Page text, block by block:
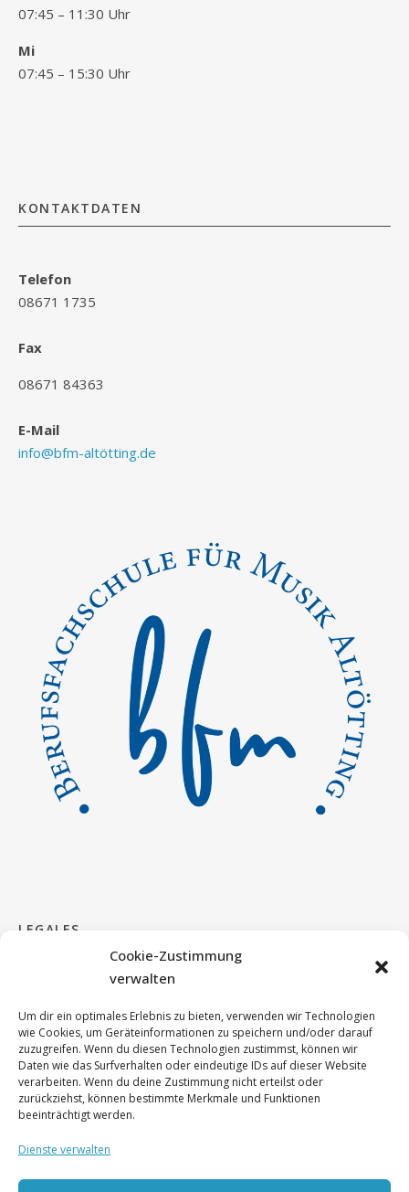
Cookie-Zustimmung
verwalten
Um dir ein optimales Erlebnis zu bieten, verwenden wir Technologien
wie Cookies, um Geräteinformationen zu speichern und/oder darauf
zuzugreifen. Wenn du diesen Technologien zustimmst, können wir
Daten wie das Surfverhalten oder eindeutige IDs auf dieser Website
verarbeiten. Wenn du deine Zustimmung nicht erteilst oder
zurückziehst, können bestimmte Merkmale und Funktionen
beeinträchtigt werden.
Dienste verwalten
07:45 – 11:30 Uhr
Mi
07:45 – 15:30 Uhr
KONTAKTDATEN
Telefon
08671 1735
Fax
08671 84363
E-Mail
info@bfm-altötting.de
LEGALES
Impressum & Kontakt
Cookie Richtlinie
DSGVO